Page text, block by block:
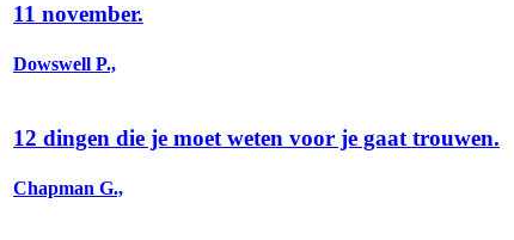
11 november.
Dowswell P.,
12 dingen die je moet weten voor je gaat trouwen.
Chapman G.,